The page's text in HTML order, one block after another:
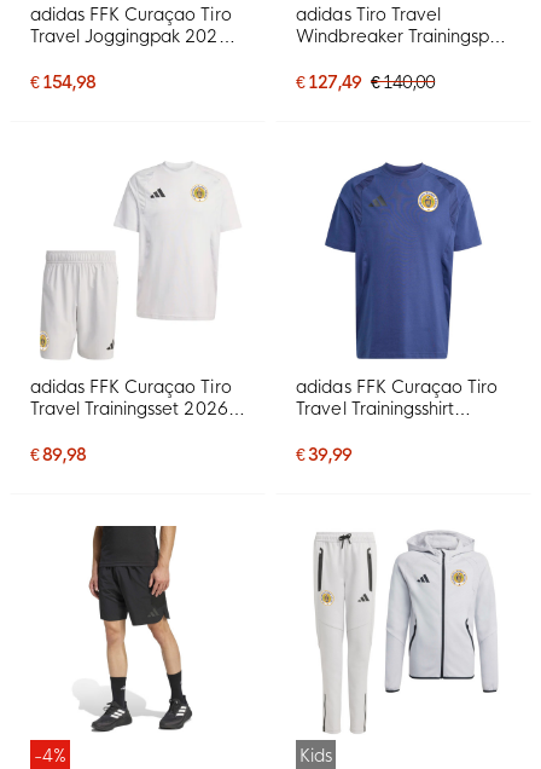
adidas FFK Curaçao Tiro
Travel Joggingpak 2026-
€ 154,98
adidas Tiro Travel
Windbreaker Trainingspak
€ 127,49 € 140,00
adidas FFK Curaçao Tiro
Travel Trainingsset 2026-
€ 89,98
adidas FFK Curaçao Tiro
Travel Trainingsshirt
€ 39,99
-4%
Kids